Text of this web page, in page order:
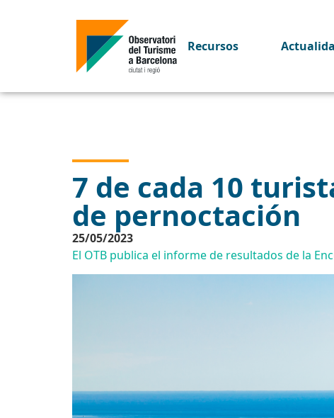
Recursos
7 de cada 10
de pernoctación
25/05/2023
El OTB publica el informe de resultados de la